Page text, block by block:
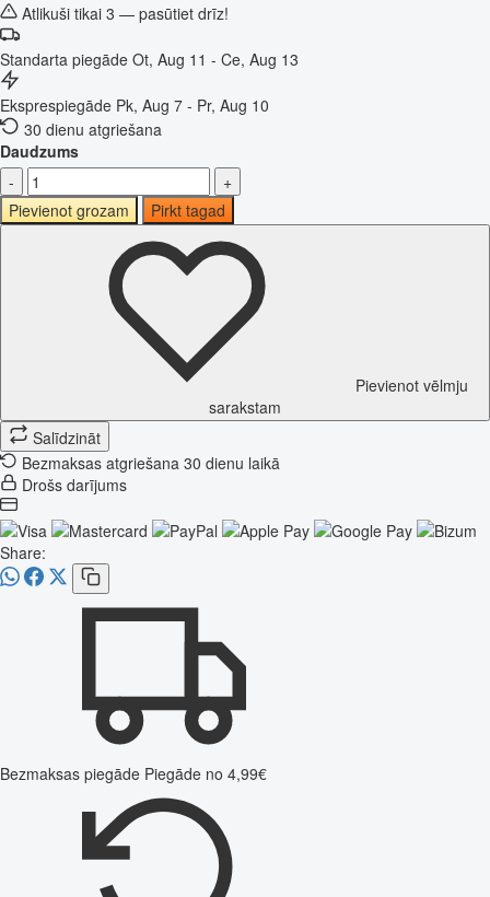
Atlikuši tikai 3 — pasūtiet drīz!
Standarta piegāde Ot, Aug 11 - Ce, Aug 13
Eksprespiegāde Pk, Aug 7 - Pr, Aug 10
30 dienu atgriešana
Daudzums
-
+
Pievienot grozam
Pirkt tagad
Pievienot vēlmju
sarakstam
Salīdzināt
Bezmaksas atgriešana 30 dienu laikā
Drošs darījums
Share:
Bezmaksas piegāde Piegāde no 4,99€